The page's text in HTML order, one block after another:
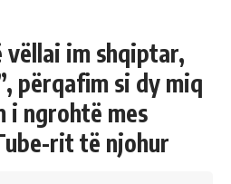
vëllai im shqiptar,
përqafim si dy miq
i ngrohtë mes
rit të njohur